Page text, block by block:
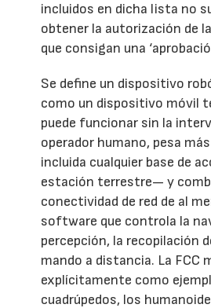
incluidos en dicha lista no
obtener la autorización de
que consigan una
Se define un dispositivo
como un dispositivo móvil
puede funcionar sin la
operador humano, pesa
incluida cualquier base de
estación terrestre— y
conectividad de red de al
software que controla la
percepción, la recopilación
mando a distancia. La FCC
explícitamente como
cuadrúpedos, los